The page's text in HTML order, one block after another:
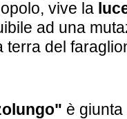
vive la
ad una
terra del
è giunta